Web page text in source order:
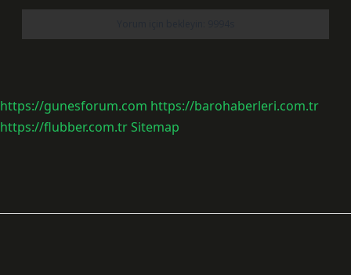
https://gunesforum.com https://barohaberleri.com.tr
https://flubber.com.trSitemap